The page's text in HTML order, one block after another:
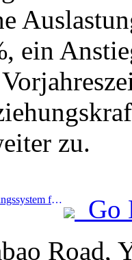
ein
zu.
Prev:Chinas erstes Selbstbedienungssystem für Kultur und Tourismus für ausländische Touristen in Shanghai eröffnet
Go
Road,